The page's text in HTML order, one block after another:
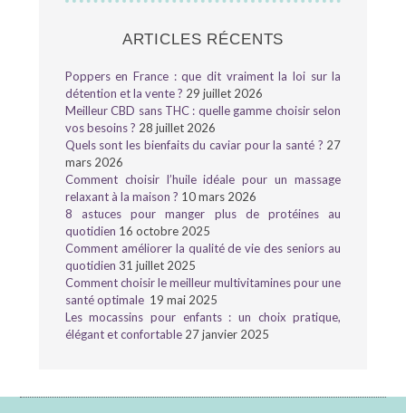
ARTICLES RÉCENTS
Poppers en France : que dit vraiment la loi sur la
détention et la vente ? 29 juillet 2026
Meilleur CBD sans THC : quelle gamme choisir selon
vos besoins ? 28 juillet 2026
Quels sont les bienfaits du caviar pour la santé ? 27
mars 2026
Comment choisir l’huile idéale pour un massage
relaxant à la maison ? 10 mars 2026
8 astuces pour manger plus de protéines au
quotidien 16 octobre 2025
Comment améliorer la qualité de vie des seniors au
quotidien 31 juillet 2025
Comment choisir le meilleur multivitamines pour une
santé optimale 19 mai 2025
Les mocassins pour enfants : un choix pratique,
élégant et confortable 27 janvier 2025